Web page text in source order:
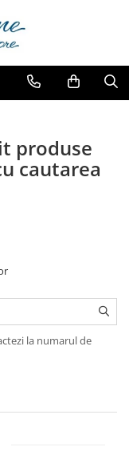
produse
cautarea
la numarul de